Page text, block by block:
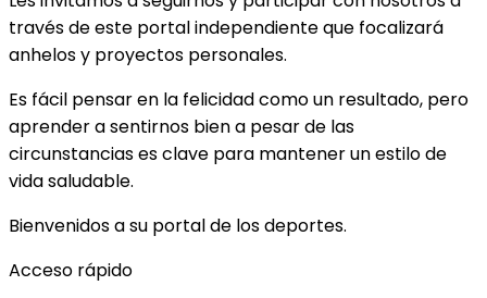
través de este portal independiente que focalizará
anhelos y proyectos personales.
Es fácil pensar en la felicidad como un resultado, pero
aprender a sentirnos bien a pesar de las
circunstancias es clave para mantener un estilo de
vida saludable.
Bienvenidos a su portal de los deportes.
Acceso rápido